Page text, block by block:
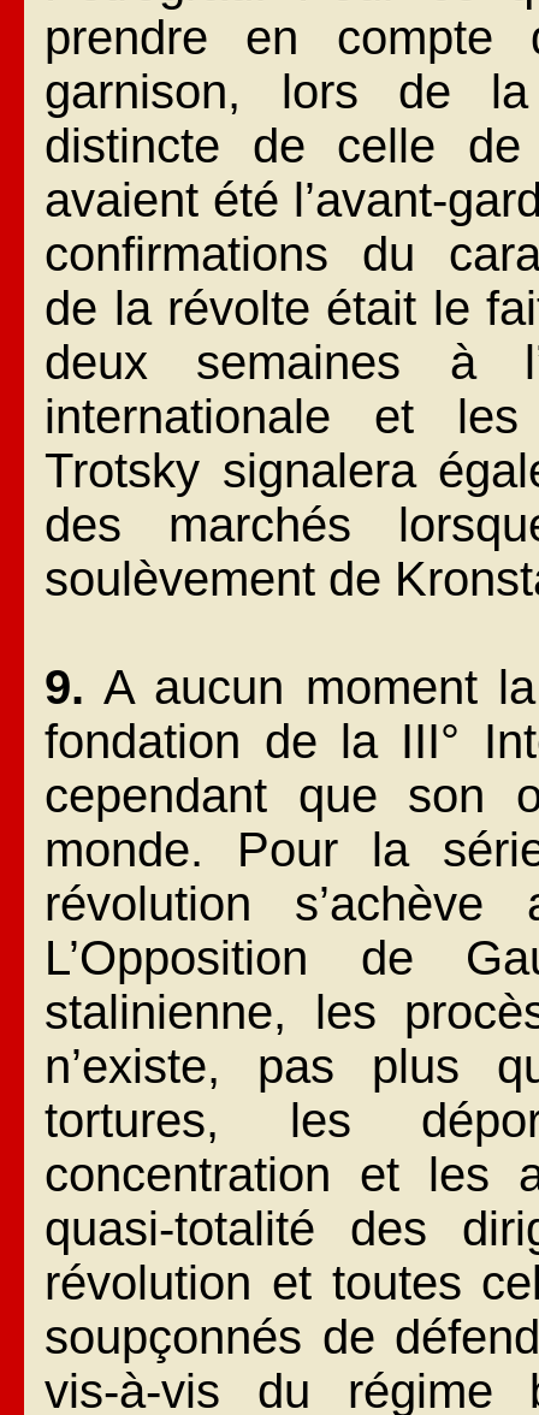
prendre en
garnison, lors de la
distincte de celle
avaient été l’avant-
confirmations du
de la révolte était le
deux semaines à
internationale et les
Trotsky signalera
des marchés
soulèvement de
9. A aucun moment
fondation de la III°
cependant que son
monde. Pour la
révolution
L’Opposition de
stalinienne, les
n’existe, pas plus
tortures, les
concentration et les
quasi-totalité des
révolution et toutes
soupçonnés de
vis-à-vis du régime